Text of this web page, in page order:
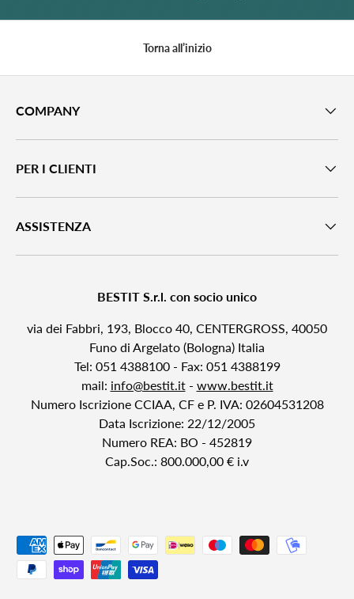
Torna all’inizio
COMPANY
PER I CLIENTI
ASSISTENZA
BESTIT S.r.l. con socio unico
via dei Fabbri, 193, Blocco 40, CENTERGROSS, 40050
Funo di Argelato (Bologna) Italia
Tel: 051 4388100 - Fax: 051 4388199
mail: info@bestit.it- www.bestit.it
Numero Iscrizione CCIAA, CF e P. IVA: 02604531208
Data Iscrizione: 22/12/2005
Numero REA: BO - 452819
Cap.Soc.: 800.000,00 € i.v
Metodi di pagamento accettati